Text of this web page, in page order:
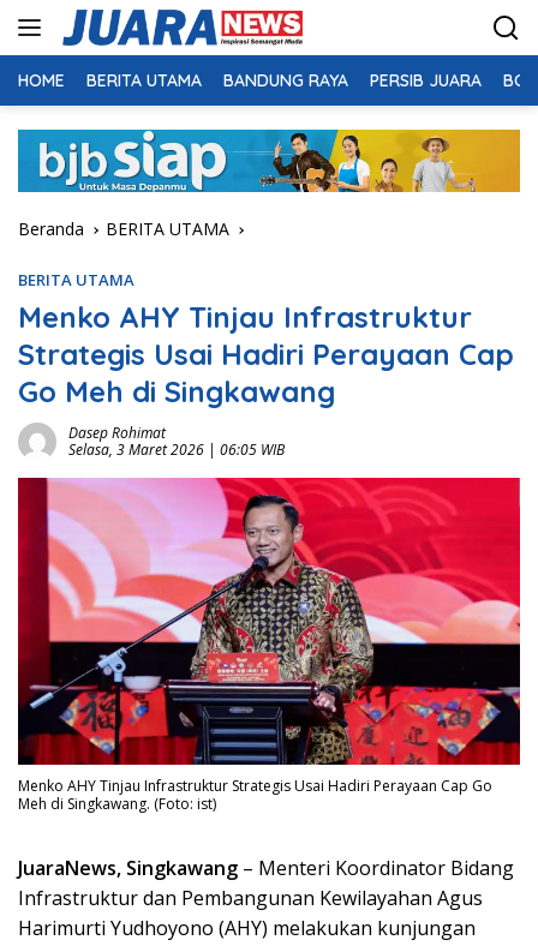
HOME BERITA UTAMA BANDUNG RAYA PERSIB JUARA
Beranda BERITA UTAMA
BERITA UTAMA
Menko AHY Tinjau Infrastruktur
Strategis Usai Hadiri Perayaan Cap
Go Meh di Singkawang
Dasep Rohimat
Selasa, 3 Maret 2026 | 06:05 WIB
Menko AHY Tinjau Infrastruktur Strategis Usai Hadiri Perayaan Cap Go
Meh di Singkawang. (Foto: ist)
JuaraNews, Singkawang – Menteri Koordinator Bidang
Infrastruktur dan Pembangunan Kewilayahan Agus
Harimurti Yudhoyono (AHY) melakukan kunjungan